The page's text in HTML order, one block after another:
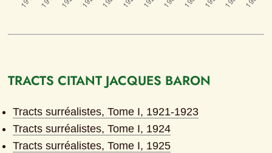
TRACTS CITANT JACQUES BARON
Tracts surréalistes, Tome I, 1921-1923
Tracts surréalistes, Tome I, 1924
Tracts surréalistes, Tome I, 1925